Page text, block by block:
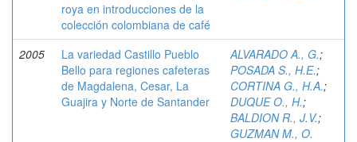
roya en introducciones de la
colección colombiana de café
2005
La variedad Castillo Pueblo
Bello para regiones cafeteras
de Magdalena, Cesar, La
Guajira y Norte de Santander
ALVARADO A., G.;
POSADA S., H.E.;
CORTINA G., H.A.;
DUQUE O., H.;
BALDION R., J.V.;
GUZMAN M., O.